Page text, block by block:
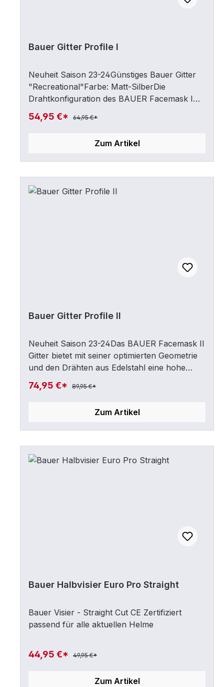
Bauer Gitter Profile I
Neuheit Saison 23-24Günstiges Bauer Gitter
"Recreational"Farbe: Matt-SilberDie
Drahtkonfiguration des BAUER Facemask I
Gitters sorgt für hervorragende Sicht auf das
Eis, ohne dabei Kompromisse beim Schutz
bequeme Passform.
54,95 €* 64,95 €*
Zum Artikel
Bauer Gitter Profile II
Neuheit Saison 23-24Das BAUER Facemask II
Gitter bietet mit seiner optimierten Geometrie
und den Drähten aus Edelstahl eine hohe
Schlagabsorption und ist dabei dennoch sehr
leicht. Die strategisch platzierten schmalen
Sichtfeldes, während die DCT flexible
sorgt. Farbe I2 = innen weiss - außen
schwarz
74,95 €* 89,95 €*
Zum Artikel
Bauer Halbvisier Euro Pro Straight
Bauer Visier - Straight Cut CE Zertifiziert
passend für alle aktuellen Helme
44,95 €* 49,95 €*
Zum Artikel